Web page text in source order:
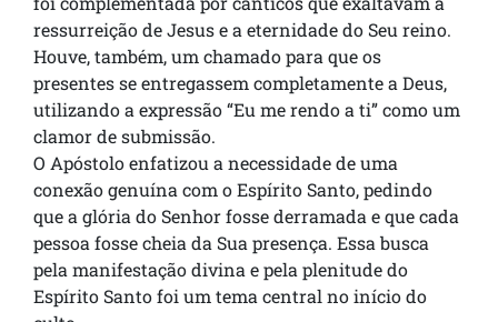
ressurreição de Jesus e a eternidade do Seu reino.
Houve, também, um chamado para que os
presentes se entregassem completamente a Deus,
utilizando a expressão “Eu me rendo a ti” como um
clamor de submissão.
O Apóstolo enfatizou a necessidade de uma
conexão genuína com o Espírito Santo, pedindo
que a glória do Senhor fosse derramada e que cada
pessoa fosse cheia da Sua presença. Essa busca
pela manifestação divina e pela plenitude do
Espírito Santo foi um tema central no início do